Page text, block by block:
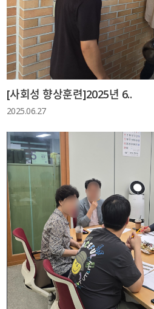
[사회성 향상훈련]2025년 6..
2025.06.27